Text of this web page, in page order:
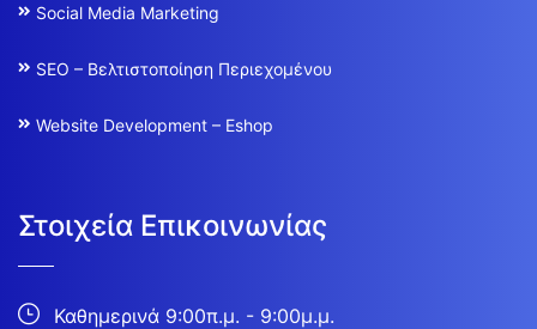
Social Media Marketing
SEO – Βελτιστοποίηση Περιεχομένου
Website Development – Eshop
Στοιχεία Επικοινωνίας
Καθημερινά 9:00π.μ. - 9:00μ.μ.